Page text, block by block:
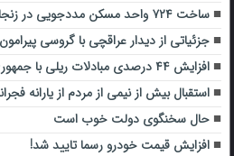
ساخت ۷۲۴ واحد مسکن مددجویی در زنجان منعقد شد
جزئیاتی از دیدار عراقچی با گروسی
افزایش ۴۴ درصدی مبادلات ریلی با جمهوری آذربایجان
استقبال بیش از نیمی از مردم از یارانه
حال سخنگوی دولت خوب است
افزایش قیمت خودرو رسما تایید شد!